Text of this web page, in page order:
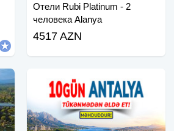
Отели Rubi Platinum - 2
человека Alanya
4517 AZN